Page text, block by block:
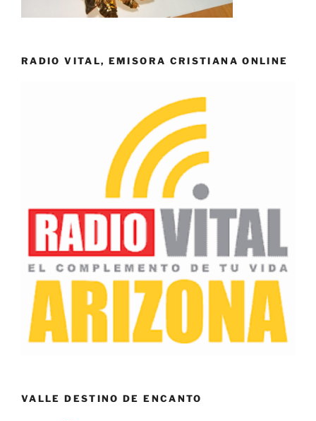
RADIO VITAL, EMISORA CRISTIANA ONLINE
VALLE DESTINO DE ENCANTO